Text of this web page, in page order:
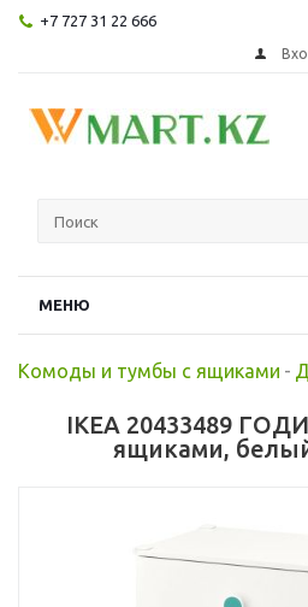
+7 727 31 22 666
МЕНЮ
Комоды и тумбы с ящиками -
IKEA 20433489
ящиками,